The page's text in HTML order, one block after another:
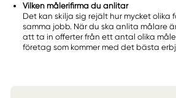
Vilken målerifirma du anlitar
Det kan skilja sig rejält hur mycket
samma jobb. När du ska anlita målare
att ta in offerter från ett antal olika
företag som kommer med det bästa